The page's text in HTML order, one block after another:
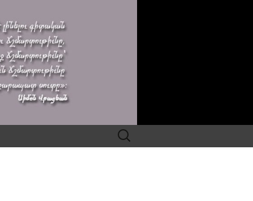
Search
for: